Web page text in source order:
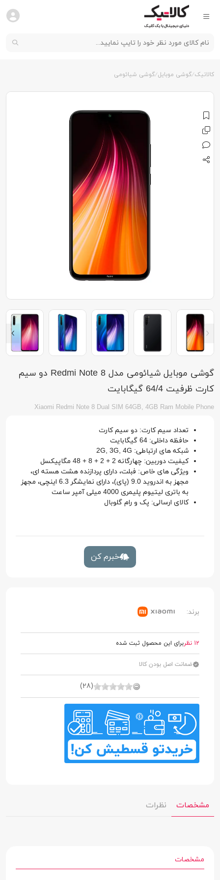
کالاتیک گوشی موبایل گوشی شیائومی
گوشی موبایل شیائومی مدل Redmi Note 8 دو سیم
کارت ظرفیت 64/4 گیگابایت
Xiaomi Redmi Note 8 Dual SIM 64GB, 4GB Ram Mobile Phone
تعداد سیم کارت: دو سیم کارت
حافظه داخلی: 64 گیگابایت
شبکه های ارتباطی: 2G, 3G, 4G
کیفیت دوربین: چهارگانه 2 + 2 + 8 + 48 مگاپیکسل
ویژگی های خاص: فبلت، دارای پردازنده هشت هسته ای،
مجهز به اندروید 9.0 (پای)، دارای نمایشگر 6.3 اینچی، مجهز
به باتری لیتیوم پلیمری 4000 میلی آمپر ساعت
کالای ارسالی: پک و رام گلوبال
خبرم کن
برند:
12 نظر برای این محصول ثبت شده
ضمانت اصل بودن کالا
(28)
مشخصات نظرات
مشخصات